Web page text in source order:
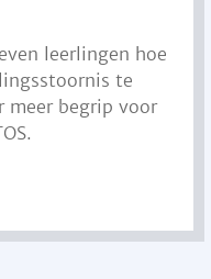
leerlingen hoe
te
meer begrip voor